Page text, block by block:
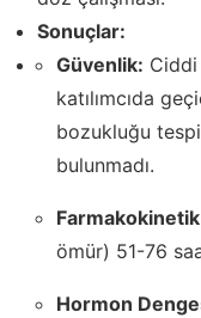
Sonuçlar:
Güvenlik:
katılımcıda
bozukluğu
bulunmadı.
ömür) 51-76
Hormon